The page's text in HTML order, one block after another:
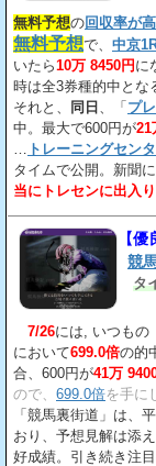
無料予想の回収率が
無料予想で、 中京
いたら10万 8450円に
時は全3券種的中とな
それと、 同日 、「プ
中。最大で600円が21
トレーニングセン
タイムで公開。新聞
当にトレセンに出入
【優
競
タ
7/26には, いつもの
において699.0倍の的
合、600円が41万
ので、 699.0倍を手に
「競馬裏街道」は、
おり、予想見解は添
好成績。引き続き注